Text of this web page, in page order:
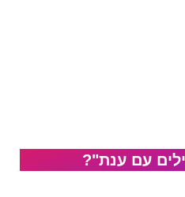
עם ענת"?